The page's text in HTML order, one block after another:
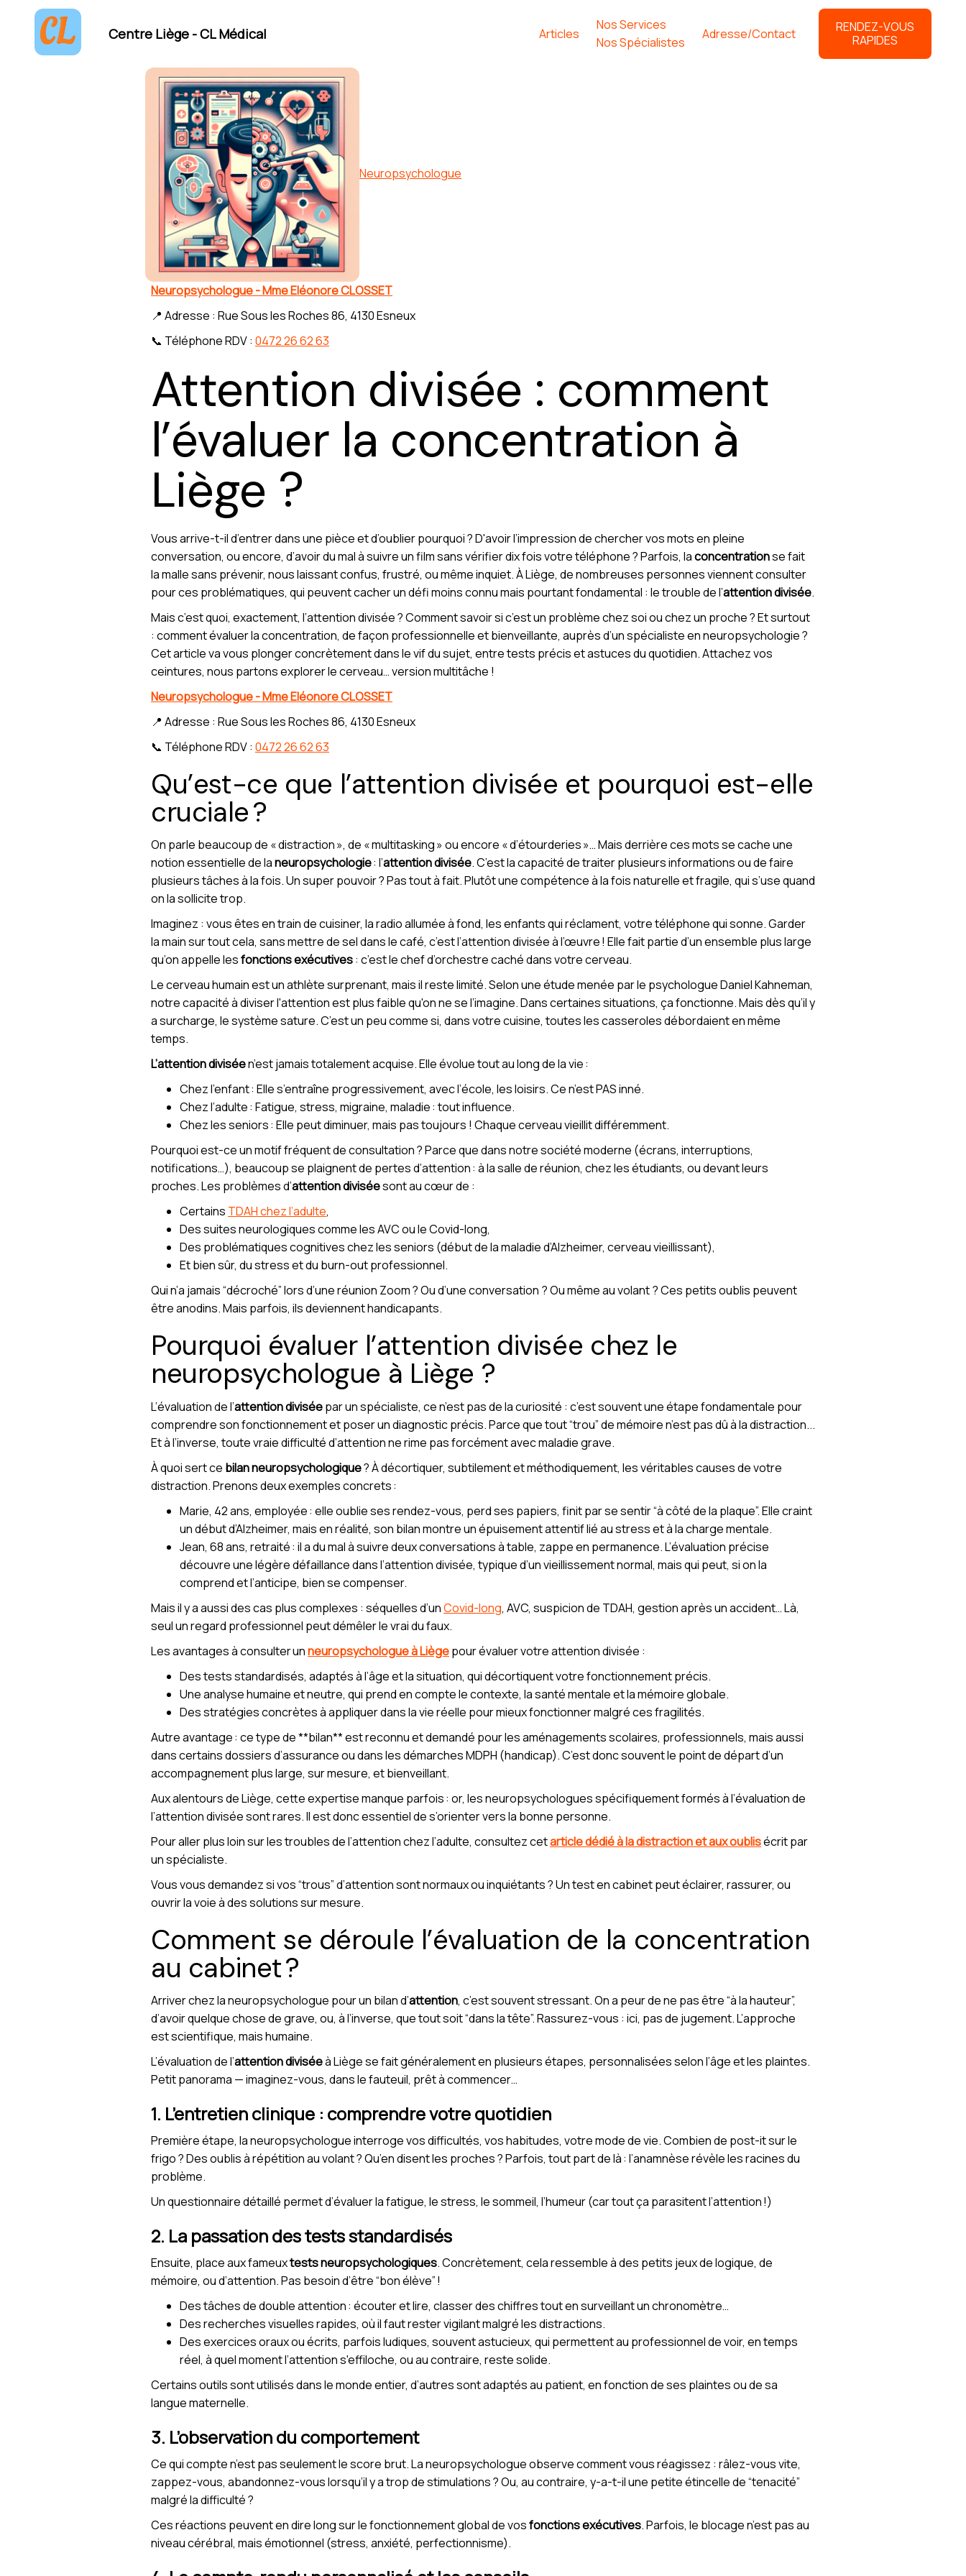
Centre Liège - CL Médical Articles
Nos Services
Nos Spécialistes
Adresse/Contact
RENDEZ-VOUS
RAPIDES
Neuropsychologue
Neuropsychologue - Mme Eléonore CLOSSET
📍 Adresse : Rue Sous les Roches 86, 4130 Esneux
📞 Téléphone RDV : 0472 26 62 63
Attention divisée : comment
l’évaluer la concentration à
Liège ?
Vous arrive-t-il d’entrer dans une pièce et d’oublier pourquoi ? D'avoir l’impression de chercher vos mots en pleine
conversation, ou encore, d’avoir du mal à suivre un film sans vérifier dix fois votre téléphone ? Parfois, laconcentrationse fait
la malle sans prévenir, nous laissant confus, frustré, ou même inquiet. À Liège, de nombreuses personnes viennent consulter
pour ces problématiques, qui peuvent cacher un défi moins connu mais pourtant fondamental : le trouble de l’attention divisée.
Mais c’est quoi, exactement, l’attention divisée ? Comment savoir si c’est un problème chez soi ou chez un proche ? Et surtout
: comment évaluer la concentration, de façon professionnelle et bienveillante, auprès d’un spécialiste en neuropsychologie ?
Cet article va vous plonger concrètement dans le vif du sujet, entre tests précis et astuces du quotidien. Attachez vos
ceintures, nous partons explorer le cerveau… version multitâche !
Neuropsychologue - Mme Eléonore CLOSSET
📍 Adresse : Rue Sous les Roches 86, 4130 Esneux
📞 Téléphone RDV : 0472 26 62 63
Qu’est-ce que l’attention divisée et pourquoi est-elle
cruciale ?
On parle beaucoup de « distraction », de « multitasking » ou encore « d’étourderies »… Mais derrière ces mots se cache une
notion essentielle de laneuropsychologie: l’attention divisée. C’est la capacité de traiter plusieurs informations ou de faire
plusieurs tâches à la fois. Un super pouvoir ? Pas tout à fait. Plutôt une compétence à la fois naturelle et fragile, qui s’use quand
on la sollicite trop.
Imaginez : vous êtes en train de cuisiner, la radio allumée à fond, les enfants qui réclament, votre téléphone qui sonne. Garder
la main sur tout cela, sans mettre de sel dans le café, c’est l’attention divisée à l’œuvre ! Elle fait partie d’un ensemble plus large
qu’on appelle lesfonctions exécutives: c’est le chef d’orchestre caché dans votre cerveau.
Le cerveau humain est un athlète surprenant, mais il reste limité. Selon une étude menée par le psychologue Daniel Kahneman,
notre capacité à diviser l'attention est plus faible qu'on ne se l’imagine. Dans certaines situations, ça fonctionne. Mais dès qu’il y
a surcharge, le système sature. C’est un peu comme si, dans votre cuisine, toutes les casseroles débordaient en même
temps.
L’attention diviséen’est jamais totalement acquise. Elle évolue tout au long de la vie :
Chez l’enfant : Elle s’entraîne progressivement, avec l’école, les loisirs. Ce n’est PAS inné.
Chez l’adulte : Fatigue, stress, migraine, maladie : tout influence.
Chez les seniors : Elle peut diminuer, mais pas toujours ! Chaque cerveau vieillit différemment.
Pourquoi est-ce un motif fréquent de consultation ? Parce que dans notre société moderne (écrans, interruptions,
notifications…), beaucoup se plaignent de pertes d’attention : à la salle de réunion, chez les étudiants, ou devant leurs
proches. Les problèmes d’attention diviséesont au cœur de :
Certains TDAH chez l’adulte,
Des suites neurologiques comme les AVC ou le Covid-long,
Des problématiques cognitives chez les seniors (début de la maladie d’Alzheimer, cerveau vieillissant),
Et bien sûr, du stress et du burn-out professionnel.
Qui n’a jamais “décroché” lors d’une réunion Zoom ? Ou d’une conversation ? Ou même au volant ? Ces petits oublis peuvent
être anodins. Mais parfois, ils deviennent handicapants.
Pourquoi évaluer l’attention divisée chez le
neuropsychologue à Liège ?
L’évaluation de l’attention diviséepar un spécialiste, ce n’est pas de la curiosité : c’est souvent une étape fondamentale pour
comprendre son fonctionnement et poser un diagnostic précis. Parce que tout “trou” de mémoire n’est pas dû à la distraction...
Et à l’inverse, toute vraie difficulté d’attention ne rime pas forcément avec maladie grave.
À quoi sert ce bilan neuropsychologique? À décortiquer, subtilement et méthodiquement, les véritables causes de votre
distraction. Prenons deux exemples concrets :
Marie, 42 ans, employée : elle oublie ses rendez-vous, perd ses papiers, finit par se sentir “à côté de la plaque”. Elle craint
un début d’Alzheimer, mais en réalité, son bilan montre un épuisement attentif lié au stress et à la charge mentale.
Jean, 68 ans, retraité : il a du mal à suivre deux conversations à table, zappe en permanence. L’évaluation précise
découvre une légère défaillance dans l’attention divisée, typique d’un vieillissement normal, mais qui peut, si on la
comprend et l’anticipe, bien se compenser.
Mais il y a aussi des cas plus complexes : séquelles d’unCovid-long, AVC, suspicion de TDAH, gestion après un accident… Là,
seul un regard professionnel peut démêler le vrai du faux.
Les avantages à consulter unneuropsychologue à Liègepour évaluer votre attention divisée :
Des tests standardisés, adaptés à l’âge et la situation, qui décortiquent votre fonctionnement précis.
Une analyse humaine et neutre, qui prend en compte le contexte, la santé mentale et la mémoire globale.
Des stratégies concrètes à appliquer dans la vie réelle pour mieux fonctionner malgré ces fragilités.
Autre avantage : ce type de **bilan** est reconnu et demandé pour les aménagements scolaires, professionnels, mais aussi
dans certains dossiers d’assurance ou dans les démarches MDPH (handicap). C’est donc souvent le point de départ d’un
accompagnement plus large, sur mesure, et bienveillant.
Aux alentours de Liège, cette expertise manque parfois : or, les neuropsychologues spécifiquement formés à l’évaluation de
l’attention divisée sont rares. Il est donc essentiel de s’orienter vers la bonne personne.
Pour aller plus loin sur les troubles de l’attention chez l’adulte, consultez cetarticle dédié à la distraction et aux oublisécrit par
un spécialiste.
Vous vous demandez si vos “trous” d’attention sont normaux ou inquiétants ? Un test en cabinet peut éclairer, rassurer, ou
ouvrir la voie à des solutions sur mesure.
Comment se déroule l’évaluation de la concentration
au cabinet ?
Arriver chez la neuropsychologue pour un bilan d’attention, c’est souvent stressant. On a peur de ne pas être “à la hauteur”,
d’avoir quelque chose de grave, ou, à l’inverse, que tout soit “dans la tête”. Rassurez-vous : ici, pas de jugement. L’approche
est scientifique, mais humaine.
L’évaluation de l’attention diviséeà Liège se fait généralement en plusieurs étapes, personnalisées selon l’âge et les plaintes.
Petit panorama — imaginez-vous, dans le fauteuil, prêt à commencer…
1. L’entretien clinique : comprendre votre quotidien
Première étape, la neuropsychologue interroge vos difficultés, vos habitudes, votre mode de vie. Combien de post-it sur le
frigo ? Des oublis à répétition au volant ? Qu’en disent les proches ? Parfois, tout part de là : l’anamnèse révèle les racines du
problème.
Un questionnaire détaillé permet d’évaluer la fatigue, le stress, le sommeil, l’humeur (car tout ça parasitent l’attention !)
2. La passation des tests standardisés
Ensuite, place aux fameuxtests neuropsychologiques. Concrètement, cela ressemble à des petits jeux de logique, de
mémoire, ou d’attention. Pas besoin d’être “bon élève” !
Des tâches de double attention : écouter et lire, classer des chiffres tout en surveillant un chronomètre…
Des recherches visuelles rapides, où il faut rester vigilant malgré les distractions.
Des exercices oraux ou écrits, parfois ludiques, souvent astucieux, qui permettent au professionnel de voir, en temps
réel, à quel moment l’attention s'effiloche, ou au contraire, reste solide.
Certains outils sont utilisés dans le monde entier, d’autres sont adaptés au patient, en fonction de ses plaintes ou de sa
langue maternelle.
3. L’observation du comportement
Ce qui compte n’est pas seulement le score brut. La neuropsychologue observe comment vous réagissez : râlez-vous vite,
zappez-vous, abandonnez-vous lorsqu’il y a trop de stimulations ? Ou, au contraire, y-a-t-il une petite étincelle de “tenacité”
malgré la difficulté ?
Ces réactions peuvent en dire long sur le fonctionnement global de vosfonctions exécutives. Parfois, le blocage n’est pas au
niveau cérébral, mais émotionnel (stress, anxiété, perfectionnisme).